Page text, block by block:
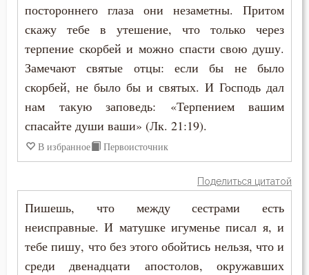
постороннего глаза они незаметны. Притом
скажу тебе в утешение, что только через
терпение скорбей и можно спасти свою душу.
Замечают святые отцы: если бы не было
скорбей, не было бы и святых. И Господь дал
нам такую заповедь: «Терпением вашим
спасайте души ваши» (Лк. 21:19).
В избранное Первоисточник
Поделиться цитатой
Пишешь, что между сестрами есть
неисправные. И матушке игуменье писал я, и
тебе пишу, что без этого обойтись нельзя, что и
среди двенадцати апостолов, окружавших